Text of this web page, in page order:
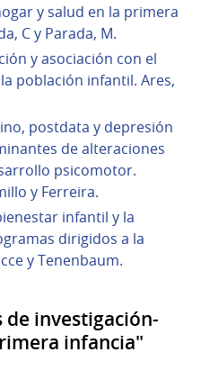
y salud en la primera
C y Parada, M.
y asociación con el
población infantil. Ares,
postdata y depresión
de alteraciones
psicomotor.
y Ferreira.
infantil y la
dirigidos a la
y Tenenbaum.
de investigación-
infancia"